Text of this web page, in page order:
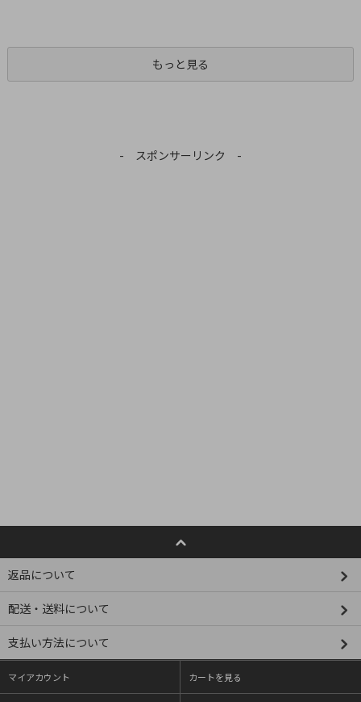
もっと見る
- スポンサーリンク -
返品について
配送・送料について
支払い方法について
マイアカウント カートを見る